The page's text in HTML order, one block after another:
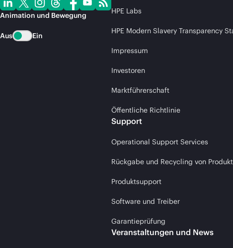
Animation und Bewegung
Aus Ein
HPE Labs
HPE Modern Slavery Transparency
Impressum
Investoren
Marktführerschaft
Öffentliche Richtlinie
Support
Operational Support Services
Rückgabe und Recycling von
Produktsupport
Software und Treiber
Garantieprüfung
Veranstaltungen und News